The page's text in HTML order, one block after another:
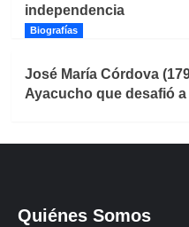
independencia
Biografías
José María Córdova
Ayacucho que desafió
Quiénes Somos